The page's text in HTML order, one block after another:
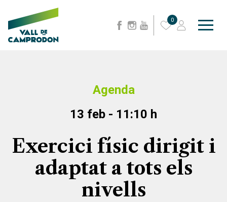
0
Agenda
13 feb - 11:10 h
Exercici físic dirigit i
adaptat a tots els
nivells